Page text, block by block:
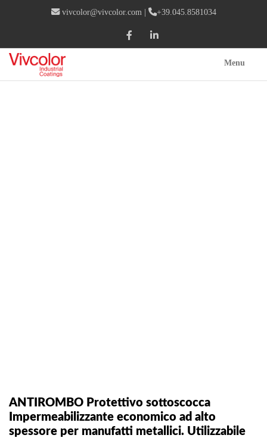
vivcolor@vivcolor.com | +39.045.8581034
Menu
ANTIROMBO Protettivo sottoscocca
Impermeabilizzante economico ad alto
spessore per manufatti metallici. Utilizzabile